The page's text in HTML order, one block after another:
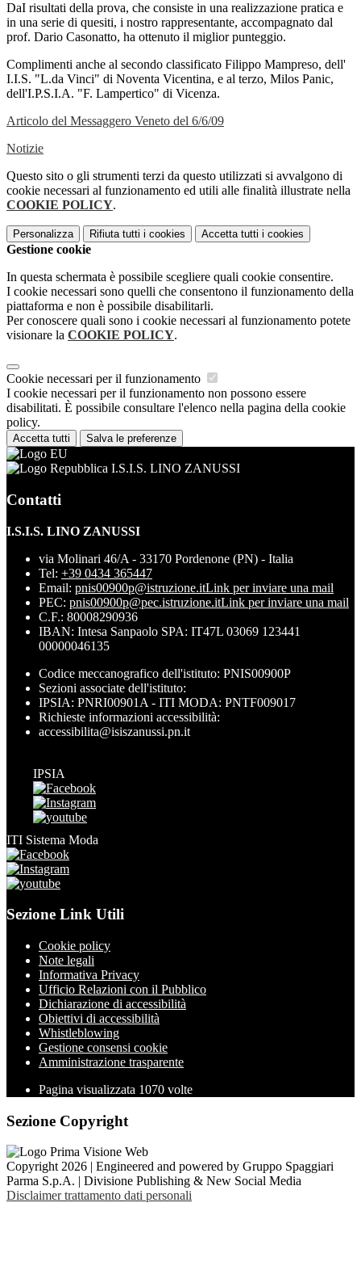
DaI risultati della prova, che consiste in una realizzazione pratica e
in una serie di quesiti, i nostro rappresentante, accompagnato dal
prof. Dario Casonatto, ha ottenuto il miglior punteggio.
Complimenti anche al secondo classificato Filippo Mampreso, dell'
I.I.S. "L.da Vinci" di Noventa Vicentina, e al terzo, Milos Panic,
dell'I.P.S.I.A. "F. Lampertico" di Vicenza.
Articolo del Messaggero Veneto del 6/6/09
Notizie
Questo sito o gli strumenti terzi da questo utilizzati si avvalgono di
cookie necessari al funzionamento ed utili alle finalità illustrate nella
COOKIE POLICY.
Personalizza Rifiuta tutti i cookies Accetta tutti i cookies
Gestione cookie
In questa schermata è possibile scegliere quali cookie consentire.
I cookie necessari sono quelli che consentono il funzionamento della
piattaforma e non è possibile disabilitarli.
Per conoscere quali sono i cookie necessari al funzionamento potete
visionare la COOKIE POLICY.
Cookie necessari per il funzionamento
I cookie necessari per il funzionamento non possono essere
disabilitati. È possibile consultare l'elenco nella pagina della cookie
policy.
Accetta tutti Salva le preferenze
I.S.I.S. LINO ZANUSSI
Contatti
I.S.I.S. LINO ZANUSSI
via Molinari 46/A - 33170 Pordenone (PN) - Italia
Tel: +39 0434 365447
Email: pnis00900p@istruzione.itLink per inviare una mail
PEC: pnis00900p@pec.istruzione.itLink per inviare una mail
C.F.: 80008290936
IBAN: Intesa Sanpaolo SPA: IT47L 03069 123441
00000046135
Codice meccanografico dell'istituto: PNIS00900P
Sezioni associate dell'istituto:
IPSIA: PNRI00901A - ITI MODA: PNTF009017
Richieste informazioni accessibilità:
accessibilita@isiszanussi.pn.it
IPSIA
ITI Sistema Moda
Sezione Link Utili
Cookie policy
Note legali
Informativa Privacy
Ufficio Relazioni con il Pubblico
Dichiarazione di accessibilità
Obiettivi di accessibilità
Whistleblowing
Gestione consensi cookie
Amministrazione trasparente
Pagina visualizzata 1070 volte
Sezione Copyright
Copyright 2026 | Engineered and powered by Gruppo Spaggiari
Parma S.p.A. | Divisione Publishing & New Social Media
Disclaimer trattamento dati personali